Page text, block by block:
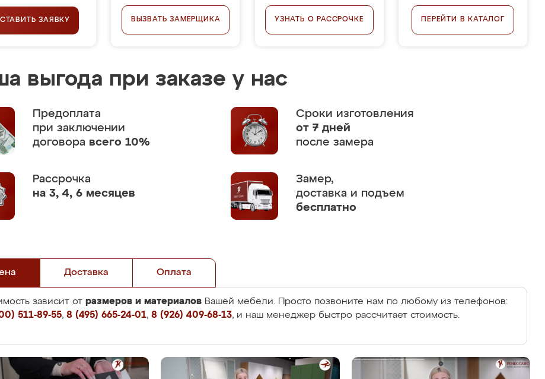
ЗАЯВКУ ВЫЗВАТЬ ЗАМЕРЩИКА УЗНАТЬ О РАССРОЧКЕ ПЕРЕЙТИ В КАТАЛОГ
выгода при заказе у нас
Предоплата
при заключении
договора всего 10%
Сроки изготовления
от 7 дней
после замера
Рассрочка
на 3, 4, 6 месяцев
Замер,
доставка и подъем
бесплатно
Доставка Оплата
зависит от размеров и материалов Вашей мебели. Просто позвоните нам по любому из телефонов:
511-89-55, 8 (495) 665-24-01, 8 (926) 409-68-13, и наш менеджер быстро рассчитает стоимость.